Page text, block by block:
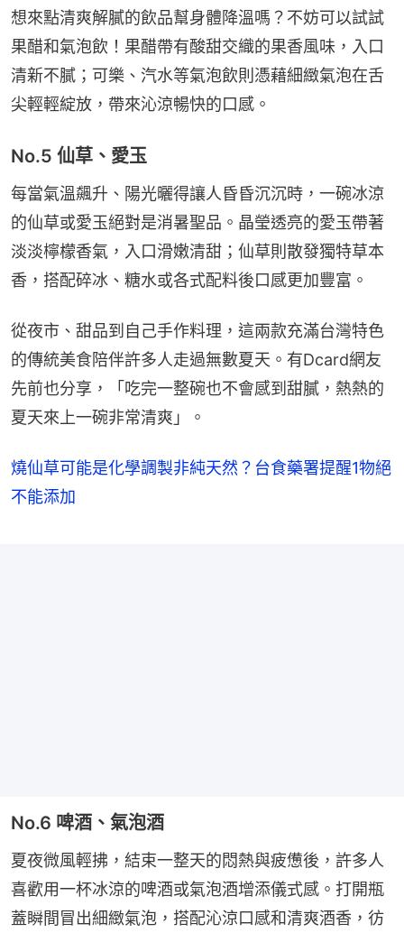
想來點清爽解膩的飲品幫身體降溫嗎？不妨可以試試
果醋和氣泡飲！果醋帶有酸甜交織的果香風味，入口
清新不膩；可樂、汽水等氣泡飲則憑藉細緻氣泡在舌
尖輕輕綻放，帶來沁涼暢快的口感。
No.5 仙草、愛玉
每當氣溫飆升、陽光曬得讓人昏昏沉沉時，一碗冰涼
的仙草或愛玉絕對是消暑聖品。晶瑩透亮的愛玉帶著
淡淡檸檬香氣，入口滑嫩清甜；仙草則散發獨特草本
香，搭配碎冰、糖水或各式配料後口感更加豐富。
從夜市、甜品到自己手作料理，這兩款充滿台灣特色
的傳統美食陪伴許多人走過無數夏天。有Dcard網友
先前也分享，「吃完一整碗也不會感到甜膩，熱熱的
夏天來上一碗非常清爽」。
燒仙草可能是化學調製非純天然？台食藥署提醒1物絕
不能添加
No.6 啤酒、氣泡酒
夏夜微風輕拂，結束一整天的悶熱與疲憊後，許多人
喜歡用一杯冰涼的啤酒或氣泡酒增添儀式感。打開瓶
蓋瞬間冒出細緻氣泡，搭配沁涼口感和清爽酒香，彷